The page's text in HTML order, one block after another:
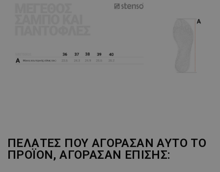
ΠΕΛΆΤΕΣ ΠΟΥ ΑΓΌΡΑΣΑΝ ΑΥΤΌ ΤΟ
ΠΡΟΪΌΝ, ΑΓΌΡΑΣΑΝ ΕΠΊΣΗΣ: